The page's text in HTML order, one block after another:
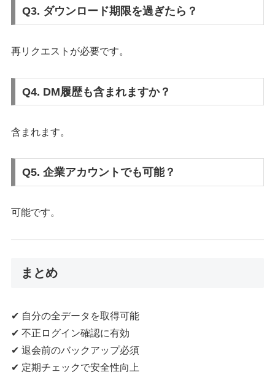
Q3. ダウンロード期限を過ぎたら？
再リクエストが必要です。
Q4. DM履歴も含まれますか？
含まれます。
Q5. 企業アカウントでも可能？
可能です。
まとめ
✔ 自分の全データを取得可能
✔ 不正ログイン確認に有効
✔ 退会前のバックアップ必須
✔ 定期チェックで安全性向上